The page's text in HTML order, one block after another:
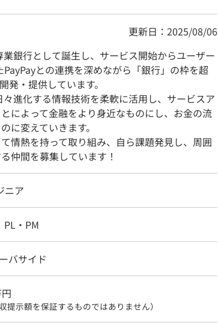
更新日：2025/08/06
銀行として誕生し、サービス開始からユーザー
との連携を深めながら「銀行」の枠を超
発・提供しています。
進化する情報技術を柔軟に活用し、サービスア
によって金融をより身近なものにし、お金の流
に変えていきます。
情熱を持って取り組み、自ら課題発見し、周囲
仲間を募集しています！
ニア
PL・PM
バサイド
提示額を保証するものではありません）